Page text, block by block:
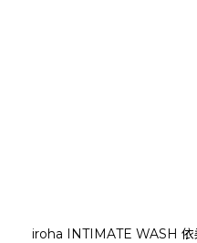
iroha INTIMATE WASH 依